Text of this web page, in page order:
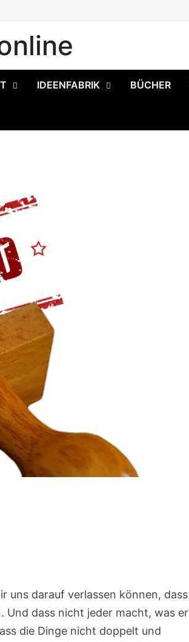
IDEENFABRIK BÜCHER
uns darauf verlassen können, dass
Und dass nicht jeder macht, was er
die Dinge nicht doppelt und